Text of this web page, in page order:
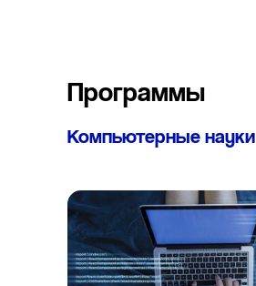
Программы
Компьютерные науки